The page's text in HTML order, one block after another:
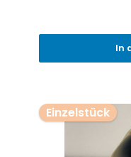
In
Einzelstück